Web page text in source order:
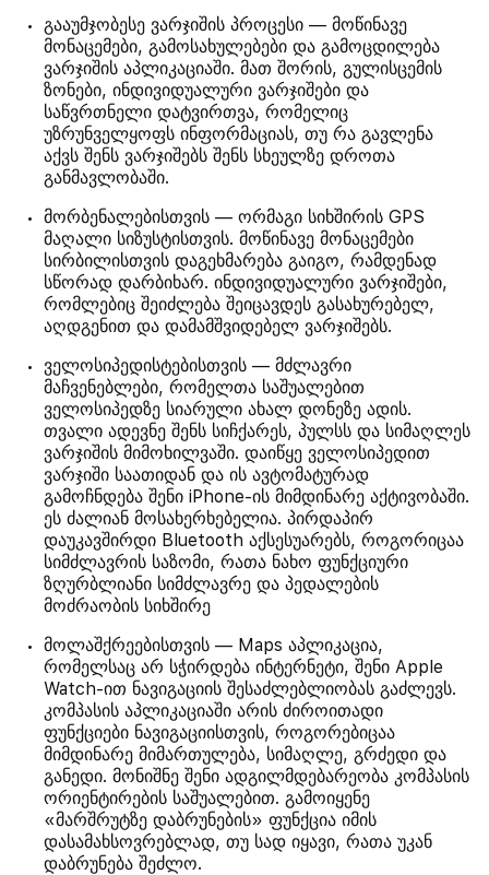
გააუმჯობესე ვარჯიშის პროცესი — მოწინავე
მონაცემები, გამოსახულებები და გამოცდილება
ვარჯიშის აპლიკაციაში. მათ შორის, გულისცემის
ზონები, ინდივიდუალური ვარჯიშები და
საწვრთნელი დატვირთვა, რომელიც
უზრუნველყოფს ინფორმაციას, თუ რა გავლენა
აქვს შენს ვარჯიშებს შენს სხეულზე დროთა
განმავლობაში.
მორბენალებისთვის — ორმაგი სიხშირის GPS
მაღალი სიზუსტისთვის. მოწინავე მონაცემები
სირბილისთვის დაგეხმარება გაიგო, რამდენად
სწორად დარბიხარ. ინდივიდუალური ვარჯიშები,
რომლებიც შეიძლება შეიცავდეს გასახურებელ,
აღდგენით და დამამშვიდებელ ვარჯიშებს.
ველოსიპედისტებისთვის — მძლავრი
მაჩვენებლები, რომელთა საშუალებით
ველოსიპედზე სიარული ახალ დონეზე ადის.
თვალი ადევნე შენს სიჩქარეს, პულსს და სიმაღლეს
ვარჯიშის მიმოხილვაში. დაიწყე ველოსიპედით
ვარჯიში საათიდან და ის ავტომატურად
გამოჩნდება შენი iPhone-ის მიმდინარე აქტივობაში.
ეს ძალიან მოსახერხებელია. პირდაპირ
დაუკავშირდი Bluetooth აქსესუარებს, როგორიცაა
სიმძლავრის საზომი, რათა ნახო ფუნქციური
ზღურბლიანი სიმძლავრე და პედალების
მოძრაობის სიხშირე
მოლაშქრეებისთვის — Maps აპლიკაცია,
რომელსაც არ სჭირდება ინტერნეტი, შენი Apple
Watch-ით ნავიგაციის შესაძლებლიობას გაძლევს.
კომპასის აპლიკაციაში არის ძიროითადი
ფუნქციები ნავიგაციისთვის, როგორებიცაა
მიმდინარე მიმართულება, სიმაღლე, გრძედი და
განედი. მონიშნე შენი ადგილმდებარეობა კომპასის
ორიენტირების საშუალებით. გამოიყენე
«მარშრუტზე დაბრუნების» ფუნქცია იმის
დასამახსოვრებლად, თუ სად იყავი, რათა უკან
დაბრუნება შეძლო.